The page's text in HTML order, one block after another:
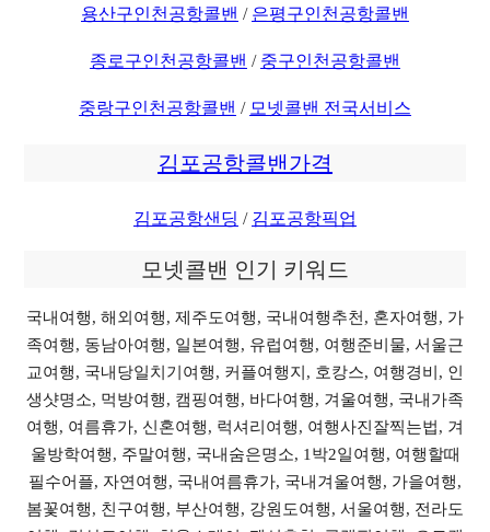
용산구인천공항콜밴 / 은평구인천공항콜밴
종로구인천공항콜밴 / 중구인천공항콜밴
중랑구인천공항콜밴 / 모넷콜밴 전국서비스
김포공항콜밴가격
김포공항샌딩 / 김포공항픽업
모넷콜밴 인기 키워드
국내여행, 해외여행, 제주도여행, 국내여행추천, 혼자여행, 가
족여행, 동남아여행, 일본여행, 유럽여행, 여행준비물, 서울근
교여행, 국내당일치기여행, 커플여행지, 호캉스, 여행경비, 인
생샷명소, 먹방여행, 캠핑여행, 바다여행, 겨울여행, 국내가족
여행, 여름휴가, 신혼여행, 럭셔리여행, 여행사진잘찍는법, 겨
울방학여행, 주말여행, 국내숨은명소, 1박2일여행, 여행할때
필수어플, 자연여행, 국내여름휴가, 국내겨울여행, 가을여행,
봄꽃여행, 친구여행, 부산여행, 강원도여행, 서울여행, 전라도